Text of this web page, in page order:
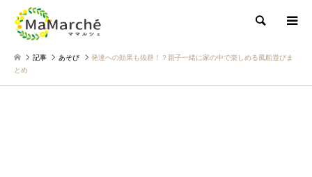
検索
記事 あそび
発達への効果も抜群！？親子一緒に家の中で楽しめる風船遊びま
とめ